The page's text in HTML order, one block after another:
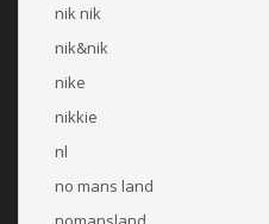
nik nik
nik&nik
nike
nikkie
nl
no mans land